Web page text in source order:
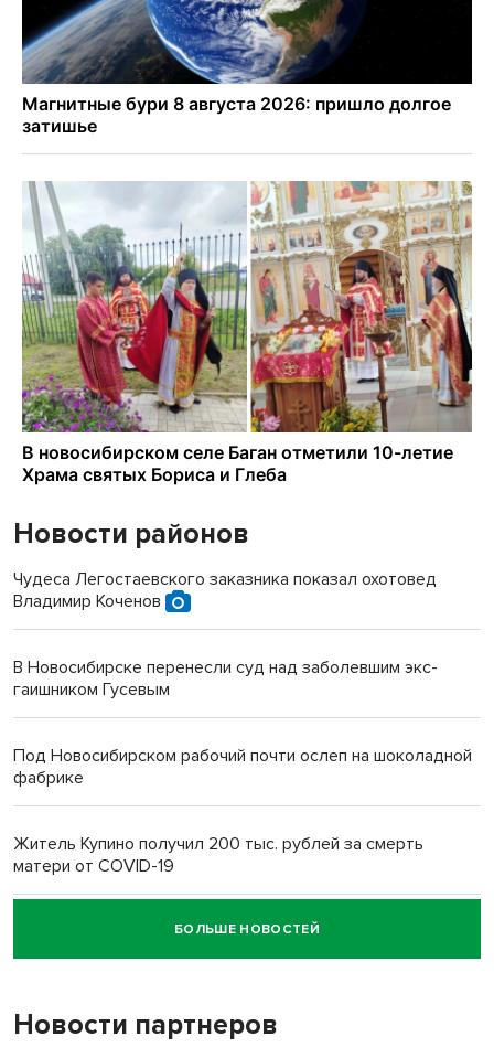
Новости районов
Чудеса Легостаевского заказника показал охотовед
Владимир Коченов
В Новосибирске перенесли суд над заболевшим экс-
гаишником Гусевым
Под Новосибирском рабочий почти ослеп на шоколадной
фабрике
Житель Купино получил 200 тыс. рублей за смерть
матери от COVID-19
Новосибирский суд наказал водителя за смерть
пенсионерки на вокзале
БОЛЬШЕ НОВОСТЕЙ
Новости партнеров